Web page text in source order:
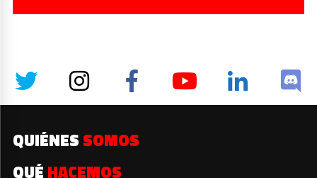
QUIÉNES SOMOS
QUÉ HACEMOS